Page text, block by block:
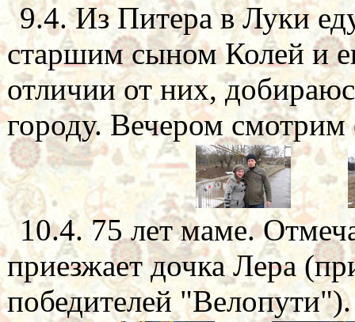
9.4. Из Питера в Луки
старшим сыном Колей и
отличии от них,
городу. Вечером
10.4. 75 лет маме.
приезжает дочка Лера
победителей "Велопути").